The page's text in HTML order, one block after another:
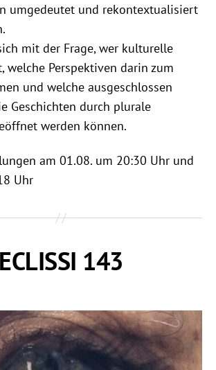
umgedeutet und rekontextualisiert
mit der Frage, wer kulturelle
welche Perspektiven darin zum
und welche ausgeschlossen
Geschichten durch plurale
werden können.
am 01.08. um 20:30 Uhr und
Uhr
ECLISSI 143